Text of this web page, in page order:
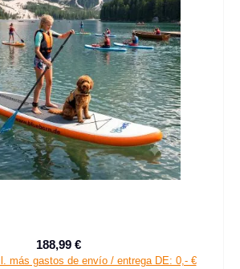
Precio de venta:
188,99 €
más gastos de envío / entrega DE: 0,- €